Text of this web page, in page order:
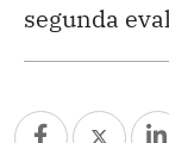
segunda